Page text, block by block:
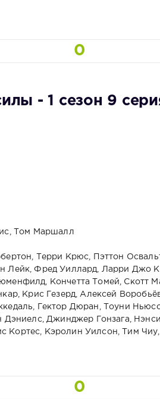
0
- 1 сезон 9
Том Маршалл
Терри Крюс, Пэттон
Лейк, Фред Уиллард, Ларри Джо
Кончетта Томей, Скотт
Крис Гезерд, Алексей
Гектор Дюран, Тоуни
Дэниелс, Джинджер Гонзага,
Кортес, Кэролин Уилсон, Тим
0